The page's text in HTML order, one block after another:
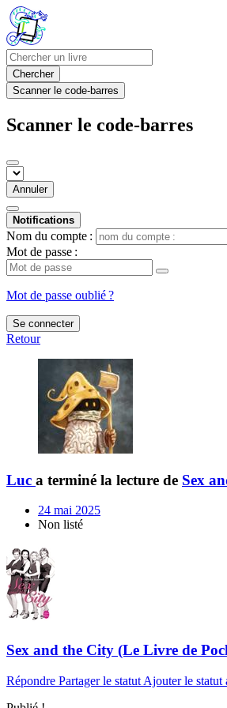
Chercher
Scanner le code-barres
Scanner le code-barres
Annuler
Notifications
Nom du compte :
Mot de passe :
Mot de passe oublié ?
Se connecter
Retour
Luc a terminé la lecture de Sex
24 mai 2025
Non listé
Sex and the City (Le Livre de
Répondre Partager le statut Ajouter le statut